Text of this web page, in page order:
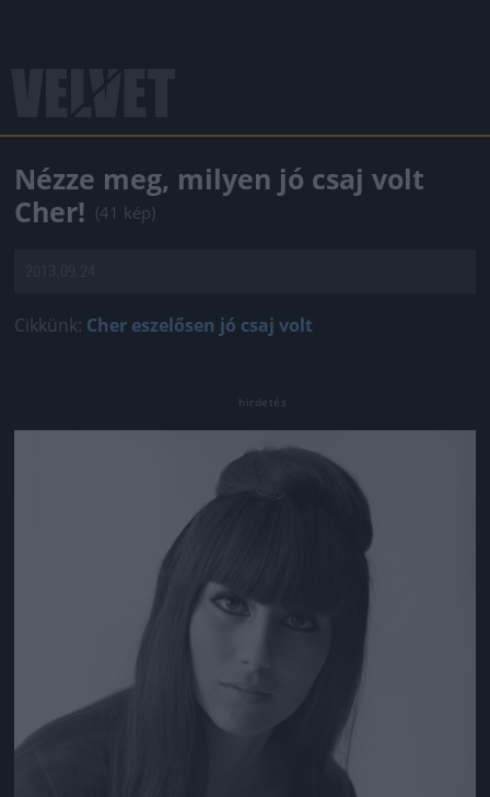
Nézze meg, milyen jó csaj volt
Cher! (41 kép)
Cikkünk: Cher eszelősen jó csaj volt
Jön még kép!